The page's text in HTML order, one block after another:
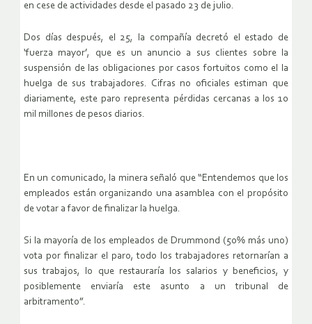
en cese de actividades desde el pasado 23 de julio.
Dos días después, el 25, la compañía decretó el estado de
‘fuerza mayor’, que es un anuncio a sus clientes sobre la
suspensión de las obligaciones por casos fortuitos como el la
huelga de sus trabajadores. Cifras no oficiales estiman que
diariamente, este paro representa pérdidas cercanas a los 10
mil millones de pesos diarios.
En un comunicado, la minera señaló que “Entendemos que los
empleados están organizando una asamblea con el propósito
de votar a favor de finalizar la huelga.
Si la mayoría de los empleados de Drummond (50% más uno)
vota por finalizar el paro, todo los trabajadores retornarían a
sus trabajos, lo que restauraría los salarios y beneficios, y
posiblemente enviaría este asunto a un tribunal de
arbitramento”.